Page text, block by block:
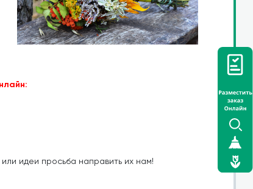
идеи просьба направить их нам!